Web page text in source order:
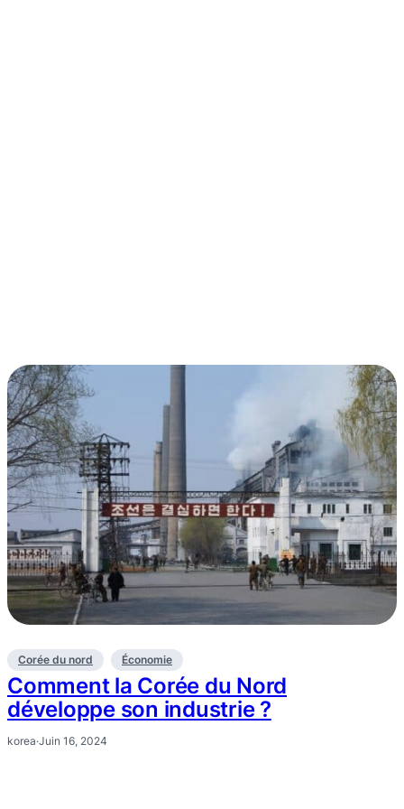
Corée du nord Économie
Comment la Corée du Nord
développe son industrie ?
korea·Juin 16, 2024